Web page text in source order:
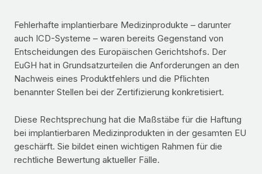
Fehlerhafte implantierbare Medizinprodukte – darunter
auch ICD-Systeme – waren bereits Gegenstand von
Entscheidungen des Europäischen Gerichtshofs. Der
EuGH hat in Grundsatzurteilen die Anforderungen an den
Nachweis eines Produktfehlers und die Pflichten
benannter Stellen bei der Zertifizierung konkretisiert.
Diese Rechtsprechung hat die Maßstäbe für die Haftung
bei implantierbaren Medizinprodukten in der gesamten EU
geschärft. Sie bildet einen wichtigen Rahmen für die
rechtliche Bewertung aktueller Fälle.